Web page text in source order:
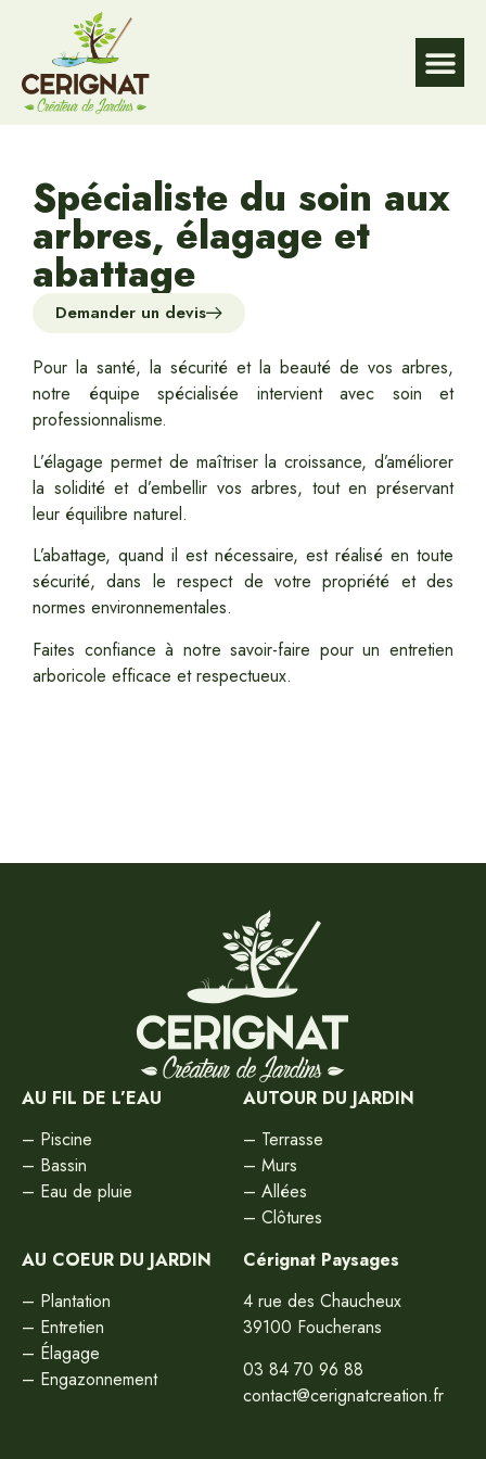
Spécialiste du soin aux
arbres, élagage et
abattage
Demander un devis
Pour la santé, la sécurité et la beauté de vos arbres,
notre équipe spécialisée intervient avec soin et
professionnalisme.
L’élagage permet de maîtriser la croissance, d’améliorer
la solidité et d’embellir vos arbres, tout en préservant
leur équilibre naturel.
L’abattage, quand il est nécessaire, est réalisé en toute
sécurité, dans le respect de votre propriété et des
normes environnementales.
Faites confiance à notre savoir-faire pour un entretien
arboricole efficace et respectueux.
AU FIL DE L’EAU
– Piscine
– Bassin
– Eau de pluie
AUTOUR DU JARDIN
– Terrasse
– Murs
– Allées
– Clôtures
AU COEUR DU JARDIN
– Plantation
– Entretien
– Élagage
– Engazonnement
Cérignat Paysages
4 rue des Chaucheux
39100 Foucherans
03 84 70 96 88
contact@cerignatcreation.fr